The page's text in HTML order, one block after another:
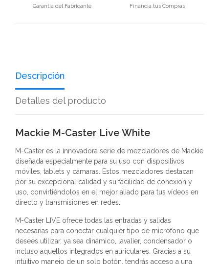
Garantía del Fabricante Financia tus Compras
Descripción
Detalles del producto
Mackie M-Caster Live White
M-Caster es la innovadora serie de mezcladores de Mackie
diseñada especialmente para su uso con dispositivos
móviles, tablets y cámaras. Estos mezcladores destacan
por su excepcional calidad y su facilidad de conexión y
uso, convirtiéndolos en el mejor aliado para tus vídeos en
directo y transmisiones en redes.
M-Caster LIVE ofrece todas las entradas y salidas
necesarias para conectar cualquier tipo de micrófono que
desees utilizar, ya sea dinámico, lavalier, condensador o
incluso aquellos integrados en auriculares. Gracias a su
intuitivo manejo de un solo botón, tendrás acceso a una